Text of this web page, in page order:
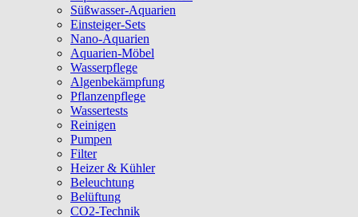
Süßwasser-Aquarien
Einsteiger-Sets
Nano-Aquarien
Aquarien-Möbel
Wasserpflege
Algenbekämpfung
Pflanzenpflege
Wassertests
Reinigen
Pumpen
Filter
Heizer & Kühler
Beleuchtung
Belüftung
CO2-Technik